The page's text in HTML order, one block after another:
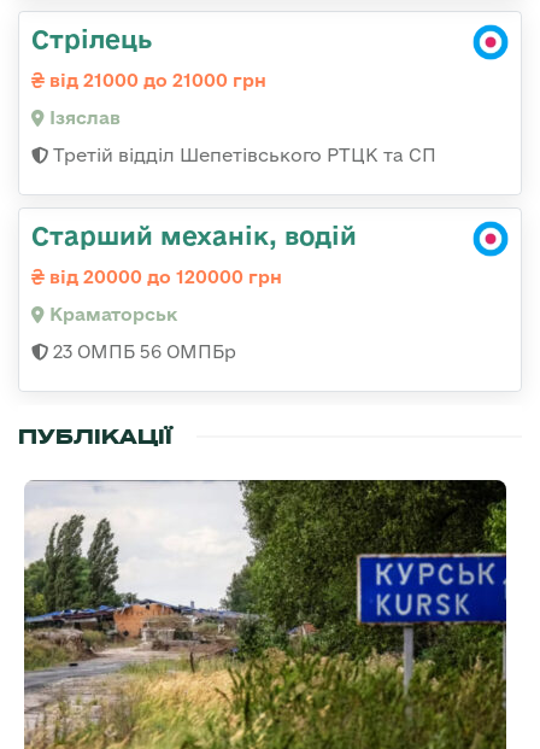
Стрілець
від 21000 до 21000 грн
Ізяслав
Третій відділ Шепетівського РТЦК та СП
Старший механік, водій
від 20000 до 120000 грн
Краматорськ
23 ОМПБ 56 ОМПБр
ПУБЛІКАЦІЇ